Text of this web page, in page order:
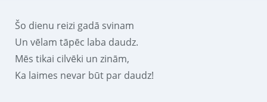
Šo dienu reizi gadā svinam
Un vēlam tāpēc laba daudz.
Mēs tikai cilvēki un zinām,
Ka laimes nevar būt par daudz!